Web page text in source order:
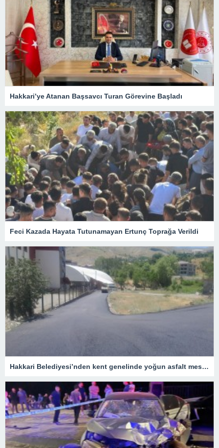
Hakkari’ye Atanan Başsavcı Turan Görevine Başladı
Feci Kazada Hayata Tutunamayan Ertunç Toprağa Verildi
Hakkari Belediyesi’nden kent genelinde yoğun asfalt mesaisi